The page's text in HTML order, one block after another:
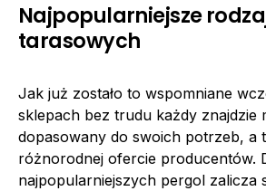
Najpopularniejsze
tarasowych
Jak już zostało to wspomniane
sklepach bez trudu każdy znajdzie
dopasowany do swoich potrzeb, a
różnorodnej ofercie producentów.
najpopularniejszych pergol zalicza